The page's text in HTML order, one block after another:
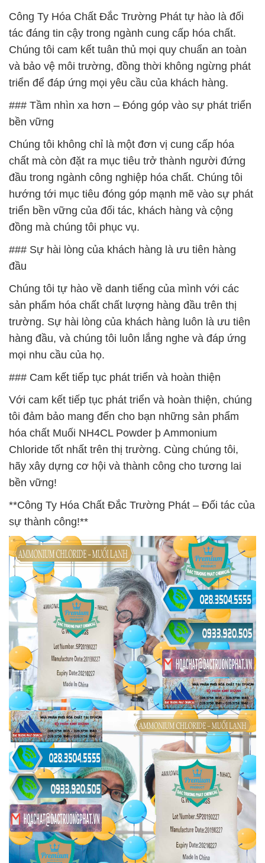
Công Ty Hóa Chất Đắc Trường Phát tự hào là đối
tác đáng tin cậy trong ngành cung cấp hóa chất.
Chúng tôi cam kết tuân thủ mọi quy chuẩn an toàn
và bảo vệ môi trường, đồng thời không ngừng phát
triển để đáp ứng mọi yêu cầu của khách hàng.
### Tầm nhìn xa hơn – Đóng góp vào sự phát triển
bền vững
Chúng tôi không chỉ là một đơn vị cung cấp hóa
chất mà còn đặt ra mục tiêu trở thành người đứng
đầu trong ngành công nghiệp hóa chất. Chúng tôi
hướng tới mục tiêu đóng góp mạnh mẽ vào sự phát
triển bền vững của đối tác, khách hàng và cộng
đồng mà chúng tôi phục vụ.
### Sự hài lòng của khách hàng là ưu tiên hàng
đầu
Chúng tôi tự hào về danh tiếng của mình với các
sản phẩm hóa chất chất lượng hàng đầu trên thị
trường. Sự hài lòng của khách hàng luôn là ưu tiên
hàng đầu, và chúng tôi luôn lắng nghe và đáp ứng
mọi nhu cầu của họ.
### Cam kết tiếp tục phát triển và hoàn thiện
Với cam kết tiếp tục phát triển và hoàn thiện, chúng
tôi đảm bảo mang đến cho bạn những sản phẩm
hóa chất Muối NH4CL Powder þ Ammonium
Chloride tốt nhất trên thị trường. Cùng chúng tôi,
hãy xây dựng cơ hội và thành công cho tương lai
bền vững!
**Công Ty Hóa Chất Đắc Trường Phát – Đối tác của
sự thành công!**